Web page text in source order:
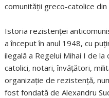
comunităţii greco-catolice din
Istoria rezistenţei
a început în anul 1948, cu
ilegală a Regelui Mihai I de
catolici, notari, învăţători,
organizaţie de rezistenţă,
fost fondată de Alexandru